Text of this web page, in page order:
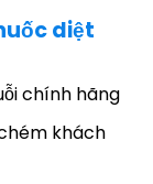
diệt
chính hãng
khách